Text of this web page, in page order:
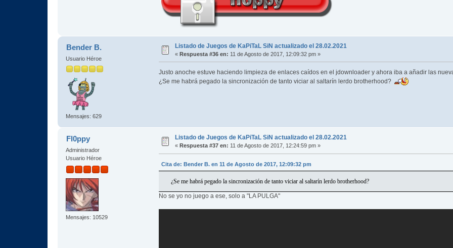
Bender B.
Usuario Héroe
Mensajes: 629
Listado de Juegos de KaPiTaL SiN actualizado el 28.02.2021
«Respuesta #36 en: 11 de Agosto de 2017, 12:09:32 pm »
Justo anoche estuve haciendo limpieza de enlaces caídos en el jdownloader y ahora iba a añadir las
¿Se me habrá pegado la sincronización de tanto viciar al saltarín lerdo brotherhood?
Fl0ppy
Administrador
Usuario Héroe
Mensajes: 10529
Listado de Juegos de KaPiTaL SiN actualizado el 28.02.2021
« Respuesta #37 en: 11 de Agosto de 2017, 12:24:59 pm »
Cita de: Bender B. en 11 de Agosto de 2017, 12:09:32 pm
¿Se me habrá pegado la sincronización de tanto viciar al saltarín lerdo brotherhood?
No se yo no juego a ese, solo a "LA PULGA"